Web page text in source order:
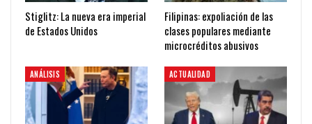
Stiglitz: La nueva era imperial
de Estados Unidos
Filipinas: expoliación de las
clases populares mediante
microcréditos abusivos
ANÁLISIS ACTUALIDAD